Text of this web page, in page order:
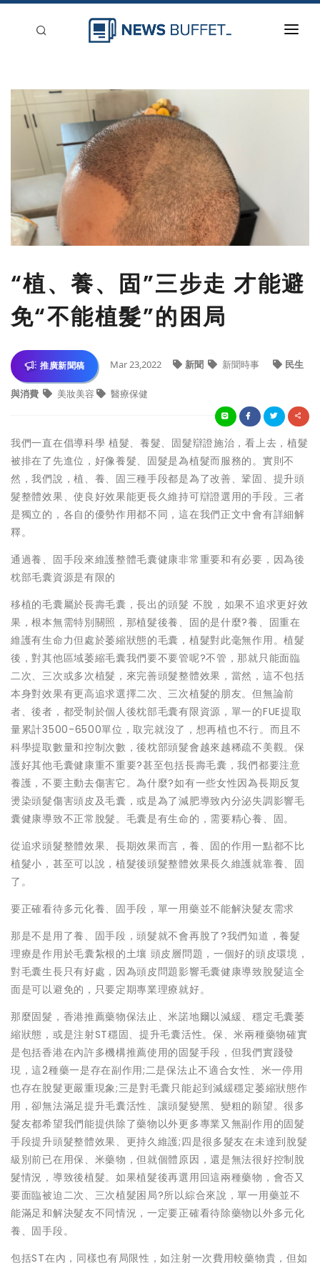
新聞稿分類
登入
“植、養、固”三步走 才能避
免“不能植髮”的困局
推廣新聞稿 Mar 23,2022 新聞 新聞時事 民生
與消費 美妝美容 醫療保健
我們一直在倡導科學 植髮、養髮、固髮辯證施治，看上去，植髮
被排在了先進位，好像養髮、固髮是為植髮而服務的。實則不
然，我們說，植、養、固三種手段都是為了改善、鞏固、提升頭
髮整體效果、使良好效果能更長久維持可辯證選用的手段。三者
是獨立的，各自的優勢作用都不同，這在我們正文中會有詳細解
釋。
通過養、固手段來維護整體毛囊健康非常重要和有必要，因為後
枕部毛囊資源是有限的
移植的毛囊屬於長壽毛囊，長出的頭髮 不脫，如果不追求更好效
果，根本無需特別關照，那植髮後養、固的是什麼?養、固重在
維護有生命力但處於萎縮狀態的毛囊，植髮對此毫無作用。植髮
後，對其他區域萎縮毛囊我們要不要管呢?不管，那就只能面臨
二次、三次或多次植髮，來完善頭髮整體效果，當然，這不包括
本身對效果有更高追求選擇二次、三次植髮的朋友。但無論前
者、後者，都受制於個人後枕部毛囊有限資源，單一的FUE提取
量累計3500-6500單位，取完就沒了，想再植也不行。而且不
科學提取數量和控制次數，後枕部頭髮會越來越稀疏不美觀。保
護好其他毛囊健康重不重要?甚至包括長壽毛囊，我們都要注意
養護，不要主動去傷害它。為什麼?如有一些女性因為長期反复
燙染頭髮傷害頭皮及毛囊，或是為了減肥導致內分泌失調影響毛
囊健康導致不正常脫髮。毛囊是有生命的，需要精心養、固。
從追求頭髮整體效果、長期效果而言，養、固的作用一點都不比
植髮小，甚至可以說，植髮後頭髮整體效果長久維護就靠養、固
了。
要正確看待多元化養、固手段，單一用藥並不能解決髮友需求
那是不是用了養、固手段，頭髮就不會再脫了?我們知道，養髮
理療是作用於毛囊紮根的土壤 頭皮層問題，一個好的頭皮環境，
對毛囊生長只有好處，因為頭皮問題影響毛囊健康導致脫髮這全
面是可以避免的，只要定期專業理療就好。
那麼固髮，香港推薦藥物保法止、米諾地爾以減緩、穩定毛囊萎
縮狀態，或是注射ST穩固、提升毛囊活性。保、米兩種藥物確實
是包括香港在內許多機構推薦使用的固髮手段，但我們實踐發
現，這2種藥一是存在副作用;二是保法止不適合女性、米一停用
也存在脫髮更嚴重現象;三是對毛囊只能起到減緩穩定萎縮狀態作
用，卻無法滿足提升毛囊活性、讓頭髮變黑、變粗的願望。很多
髮友都希望我們能提供除了藥物以外更多專業又無副作用的固髮
手段提升頭髮整體效果、更持久維護;四是很多髮友在未達到脫髮
級別前已在用保、米藥物，但就個體原因，還是無法很好控制脫
髮情況，導致後植髮。如果植髮後再選用回這兩種藥物，會否又
要面臨被迫二次、三次植髮困局?所以綜合來說，單一用藥並不
能滿足和解決髮友不同情況，一定要正確看待除藥物以外多元化
養、固手段。
包括ST在內，同樣也有局限性，如注射一次費用較藥物貴，但如